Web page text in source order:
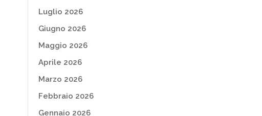
Luglio 2026
Giugno 2026
Maggio 2026
Aprile 2026
Marzo 2026
Febbraio 2026
Gennaio 2026